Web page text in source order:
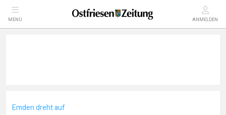
MENÜ ANMELDEN
Emden dreht auf